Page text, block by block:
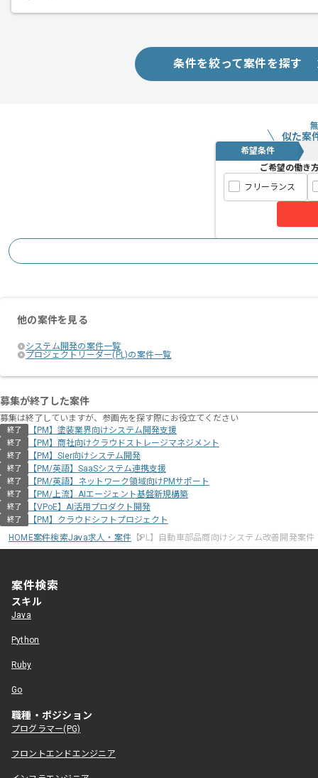
条件を絞って案件を探す
似た案
希望条件
ご希望の働き
フリーランス
他の案件を見る
システム開発の案件一覧
プロジェクトリーダー(PL)の案件一覧
募集が終了した案件
募集は終了していますが、参画先を探す際にお役立てください
終了 【PM】塗装業界向けシステム開発支援
終了 【PM】商社向けクラウドストレージマネジメント
終了 【PM】SIer向けシステム開発
終了 【PM/英語】SaaSシステム連携支援
終了 【PM/英語】ネットワーク領域向けPMサポート
終了 【PM/上流】AIエージェント基盤新規構築
終了 【VPoE】AI活用プロダクト開発
終了
【PM】クラウドシフトプロジェクト
HOME案件検索Java求人・案件 【PL】自動車部品商向けシステム改善開発案件
案件検索
スキル
Java
Python
Ruby
Go
職種・ポジション
プログラマー(PG)
フロントエンドエンジニア